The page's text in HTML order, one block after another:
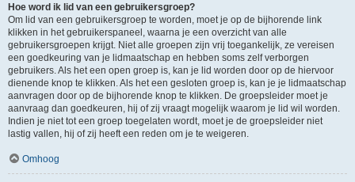
Hoe word ik lid van een gebruikersgroep?
Om lid van een gebruikersgroep te worden, moet je op de bijhorende link
klikken in het gebruikerspaneel, waarna je een overzicht van alle
gebruikersgroepen krijgt. Niet alle groepen zijn vrij toegankelijk, ze vereisen
een goedkeuring van je lidmaatschap en hebben soms zelf verborgen
gebruikers. Als het een open groep is, kan je lid worden door op de hiervoor
dienende knop te klikken. Als het een gesloten groep is, kan je je lidmaatschap
aanvragen door op de bijhorende knop te klikken. De groepsleider moet je
aanvraag dan goedkeuren, hij of zij vraagt mogelijk waarom je lid wil worden.
Indien je niet tot een groep toegelaten wordt, moet je de groepsleider niet
lastig vallen, hij of zij heeft een reden om je te weigeren.
Omhoog